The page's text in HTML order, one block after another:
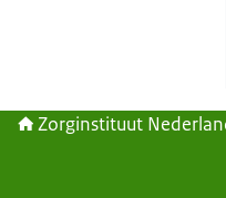
Zorginstituut